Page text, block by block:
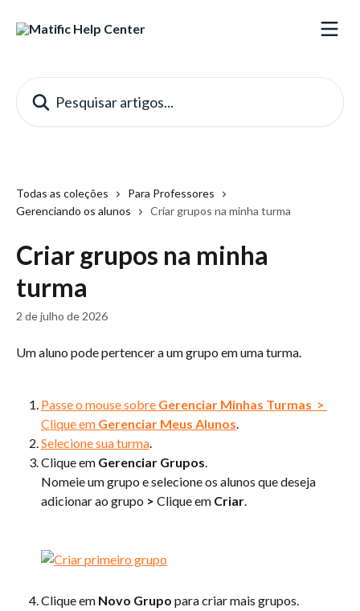
Todas as coleções
Para Professores
Gerenciando os alunos
Criar grupos na minha turma
Criar grupos na minha
turma
2 de julho de 2026
Um aluno pode pertencer a um grupo em uma turma.
Passe o mouse sobre Gerenciar Minhas Turmas >
Clique em Gerenciar Meus Alunos.
Selecione sua turma.
Clique em Gerenciar Grupos.
Nomeie um grupo e selecione os alunos que deseja
adicionar ao grupo > Clique em Criar.
Clique em Novo Grupo para criar mais grupos.